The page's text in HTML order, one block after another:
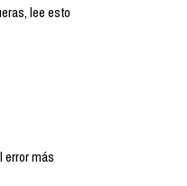
lee esto
error más